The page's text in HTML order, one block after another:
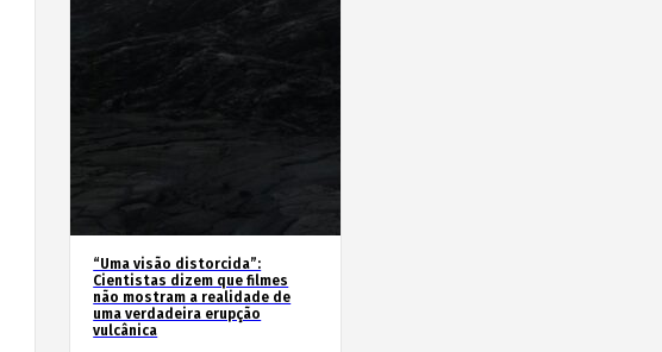
“Uma visão distorcida”:
Cientistas dizem que filmes
não mostram a realidade de
uma verdadeira erupção
vulcânica